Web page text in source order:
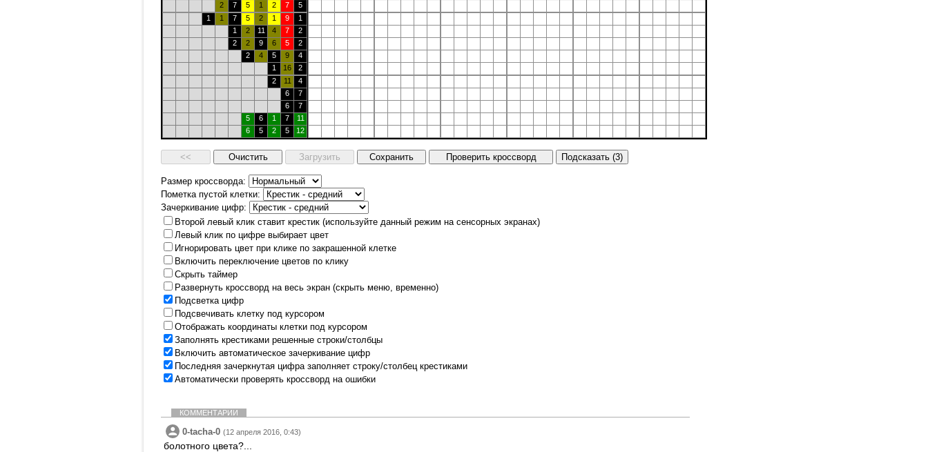
2
7 5 1 2 7
5
1
1 7 5 2 1 9
1
1
2 11 4 7
2
2
2 9 6 5
2
2
4 5 9
4
1
16
2
2
11
4
6
7
6
7
5
6 1 7
11
6
5 2 5 12
Размер кроссворда:
Пометка пустой клетки:
Зачеркивание цифр:
Второй левый клик ставит крестик (используйте данный режим на сенсорных экранах)
Левый клик по цифре выбирает цвет
Игнорировать цвет при клике по закрашенной клетке
Включить переключение цветов по клику
Скрыть таймер
Развернуть кроссворд на весь экран (скрыть меню, временно)
Подсветка цифр
Подсвечивать клетку под курсором
Отображать координаты клетки под курсором
Заполнять крестиками решенные строки/столбцы
Включить автоматическое зачеркивание цифр
Последняя зачеркнутая цифра заполняет строку/столбец крестиками
Автоматически проверять кроссворд на ошибки
КОММЕНТАРИИ
0-tacha-0 (12 апреля 2016, 0:43)
болотного цвета?...